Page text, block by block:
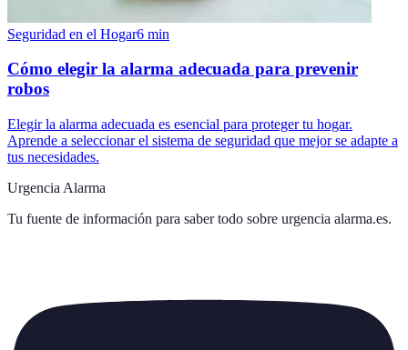
Seguridad en el Hogar6 min
Cómo elegir la alarma adecuada para prevenir
robos
Elegir la alarma adecuada es esencial para proteger tu hogar.
Aprende a seleccionar el sistema de seguridad que mejor se adapte a
tus necesidades.
Urgencia Alarma
Tu fuente de información para saber todo sobre urgencia alarma.es.